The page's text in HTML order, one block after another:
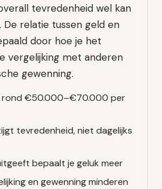
tevredenheid wel kan
De relatie tussen geld en
door hoe je het
vergelijking met anderen
gewenning.
rond €50.000–€70.000 per
tevredenheid, niet dagelijks
bepaalt je geluk meer
en gewenning minderen